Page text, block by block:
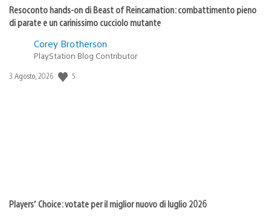
Resoconto hands-on di Beast of Reincarnation: combattimento pieno
di parate e un carinissimo cucciolo mutante
Corey Brotherson
PlayStation Blog Contributor
Data
3 Agosto, 2026 5
Players’ Choice: votate per il miglior nuovo di luglio 2026